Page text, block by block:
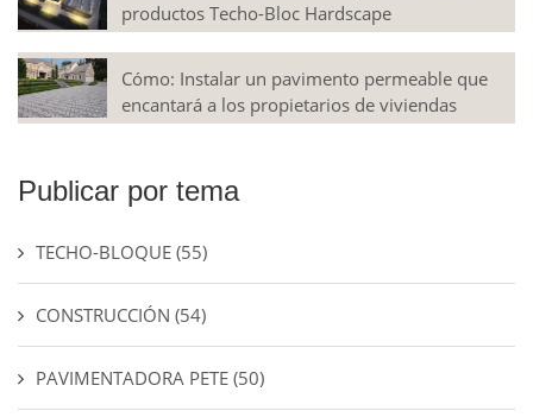
productos Techo-Bloc Hardscape
Cómo: Instalar un pavimento permeable que
encantará a los propietarios de viviendas
Publicar por tema
TECHO-BLOQUE (55)
CONSTRUCCIÓN (54)
PAVIMENTADORA PETE (50)